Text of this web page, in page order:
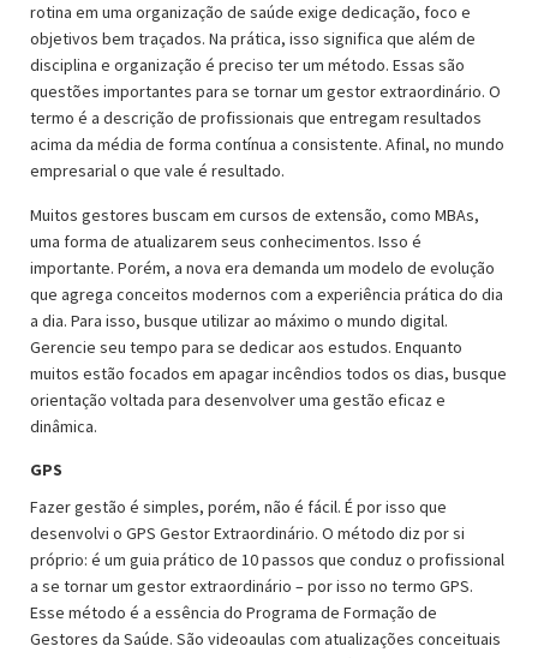
rotina em uma organização de saúde exige dedicação, foco e
objetivos bem traçados. Na prática, isso significa que além de
disciplina e organização é preciso ter um método. Essas são
questões importantes para se tornar um gestor extraordinário. O
termo é a descrição de profissionais que entregam resultados
acima da média de forma contínua a consistente. Afinal, no mundo
empresarial o que vale é resultado.
Muitos gestores buscam em cursos de extensão, como MBAs,
uma forma de atualizarem seus conhecimentos. Isso é
importante. Porém, a nova era demanda um modelo de evolução
que agrega conceitos modernos com a experiência prática do dia
a dia. Para isso, busque utilizar ao máximo o mundo digital.
Gerencie seu tempo para se dedicar aos estudos. Enquanto
muitos estão focados em apagar incêndios todos os dias, busque
orientação voltada para desenvolver uma gestão eficaz e
dinâmica.
GPS
Fazer gestão é simples, porém, não é fácil. É por isso que
desenvolvi o GPS Gestor Extraordinário. O método diz por si
próprio: é um guia prático de 10 passos que conduz o profissional
a se tornar um gestor extraordinário – por isso no termo GPS.
Esse método é a essência do Programa de Formação de
Gestores da Saúde. São videoaulas com atualizações conceituais